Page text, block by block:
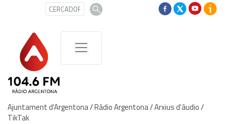
Ajuntament d'Argentona/Ràdio Argentona/Arxius d'àudio/
TikTak